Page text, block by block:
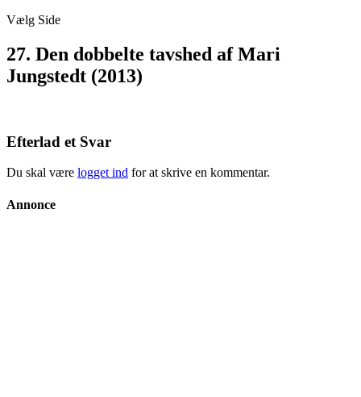
Vælg Side
27. Den dobbelte tavshed af Mari
Jungstedt (2013)
Efterlad et Svar
Du skal være logget ind for at skrive en kommentar.
Annonce